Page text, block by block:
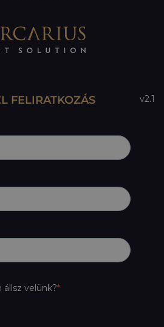
v2.1
FELIRATKOZÁS
állsz velünk?